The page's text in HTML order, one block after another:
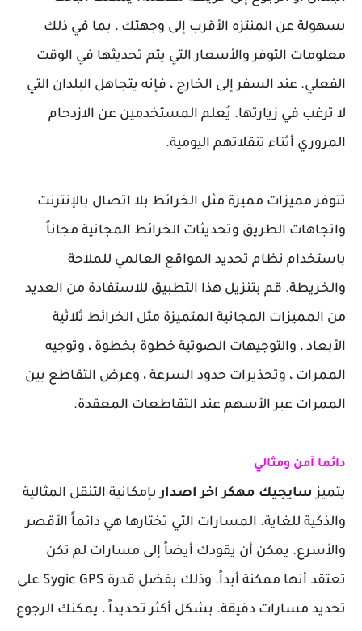
بسهولة عن المنتزه الأقرب إلى وجهتك ، بما في ذلك
معلومات التوفر والأسعار التي يتم تحديثها في الوقت
الفعلي. عند السفر إلى الخارج ، فإنه يتجاهل البلدان التي
لا ترغب في زيارتها. يُعلم المستخدمين عن الازدحام
المروري أثناء تنقلاتهم اليومية.
تتوفر مميزات مميزة مثل الخرائط بلا اتصال بالإنترنت
واتجاهات الطريق وتحديثات الخرائط المجانية مجاناً
باستخدام نظام تحديد المواقع العالمي للملاحة
والخريطة. قم بتنزيل هذا التطبيق للاستفادة من العديد
من المميزات المجانية المتميزة مثل الخرائط ثلاثية
الأبعاد ، والتوجيهات الصوتية خطوة بخطوة ، وتوجيه
الممرات ، وتحذيرات حدود السرعة ، وعرض التقاطع بين
الممرات عبر الأسهم عند التقاطعات المعقدة.
دائما آمن ومثالي
يتميز سايجيك مهكر اخر اصداربإمكانية التنقل المثالية
والذكية للغاية. المسارات التي تختارها هي دائماً الأقصر
والأسرع. يمكن أن يقودك أيضاً إلى مسارات لم تكن
تعتقد أنها ممكنة أبداً. وذلك بفضل قدرة Sygic GPS على
تحديد مسارات دقيقة. بشكل أكثر تحديداً ، يمكنك الرجوع